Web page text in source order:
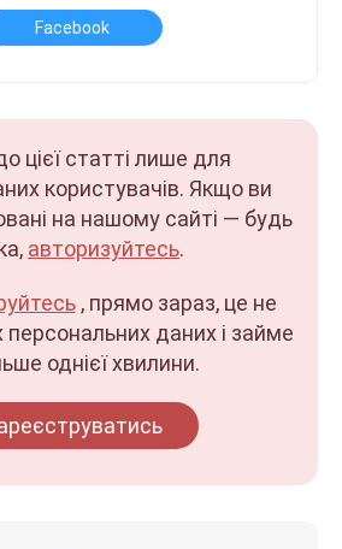
Facebook
цієї статті лише для
користувачів. Якщо ви
на нашому сайті — будь
авторизуйтесь.
, прямо зараз, це не
даних і займе
однієї хвилини.